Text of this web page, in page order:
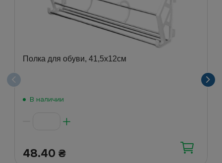
Полка для обуви, 41,5х12см
В наличии
48.40 ₴